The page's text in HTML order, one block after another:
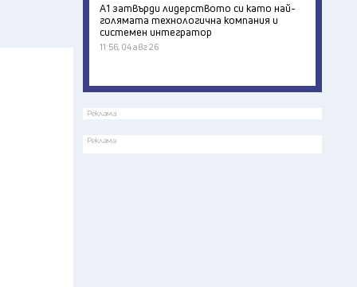
А1 затвърди лидерството си като най-
голямата технологична компания и
системен интегратор
11:56, 04 авг 26
Реклама
Реклама